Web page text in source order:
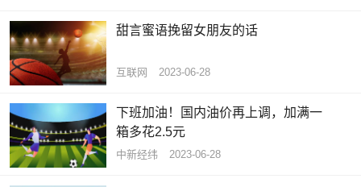
甜言蜜语挽留女朋友的话
互联网 2023-06-28
下班加油！国内油价再上调，加满一
箱多花2.5元
中新经纬 2023-06-28